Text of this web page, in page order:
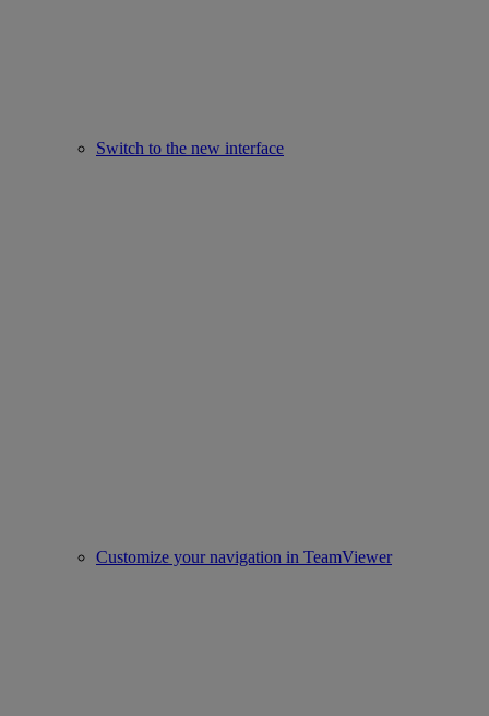
Switch to the new interface
Customize your navigation in TeamViewer